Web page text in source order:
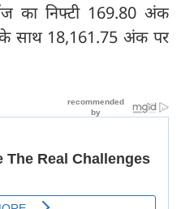
का निफ्टी 169.80 अंक
के साथ 18,161.75 अंक पर